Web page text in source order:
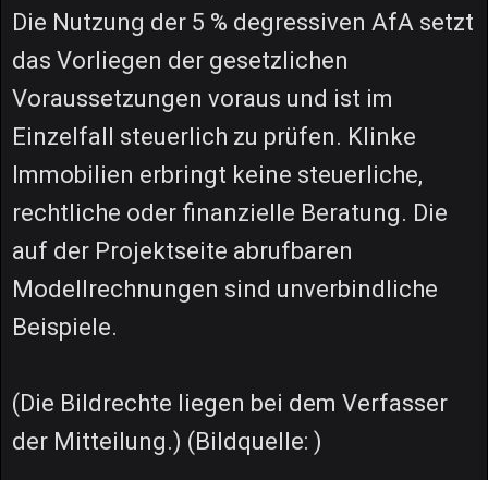
Die Nutzung der 5 % degressiven AfA setzt
das Vorliegen der gesetzlichen
Voraussetzungen voraus und ist im
Einzelfall steuerlich zu prüfen. Klinke
Immobilien erbringt keine steuerliche,
rechtliche oder finanzielle Beratung. Die
auf der Projektseite abrufbaren
Modellrechnungen sind unverbindliche
Beispiele.
(Die Bildrechte liegen bei dem Verfasser
der Mitteilung.) (Bildquelle: )